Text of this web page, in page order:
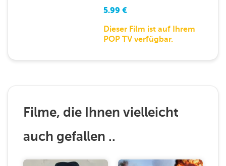
5.99 €
Dieser Film ist auf Ihrem
POP TV verfügbar.
Filme, die Ihnen vielleicht
auch gefallen ..